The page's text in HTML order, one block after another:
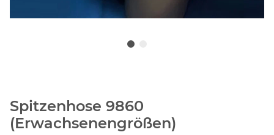
Spitzenhose 9860
(Erwachsenengrößen)